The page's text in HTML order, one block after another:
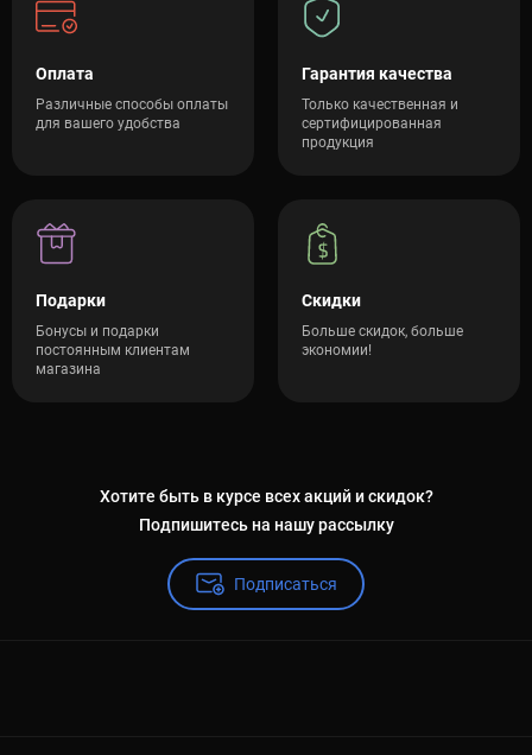
Оплата
Различные способы оплаты
для вашего удобства
Гарантия качества
Только качественная и
сертифицированная
продукция
Подарки
Бонусы и подарки
постоянным клиентам
магазина
Скидки
Больше скидок, больше
экономии!
Хотите быть в курсе всех акций и скидок?
Подпишитесь на нашу рассылку
Подписаться